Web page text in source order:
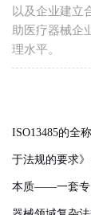
以及企业建立
助医疗器械企
理水平。
ISO13485的全
于法规的要求
本质——一套专